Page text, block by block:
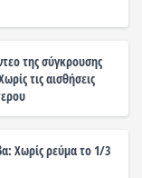
της σύγκρουσης
τις αισθήσεις
Χωρίς ρεύμα το 1/3